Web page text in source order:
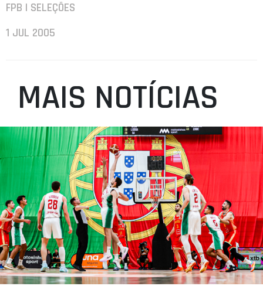
FPB | SELEÇÕES
1 JUL 2005
MAIS NOTÍCIAS